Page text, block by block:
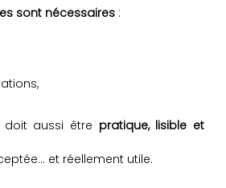
sont nécessaires :
doit aussi être pratique, lisible et
et réellement utile.